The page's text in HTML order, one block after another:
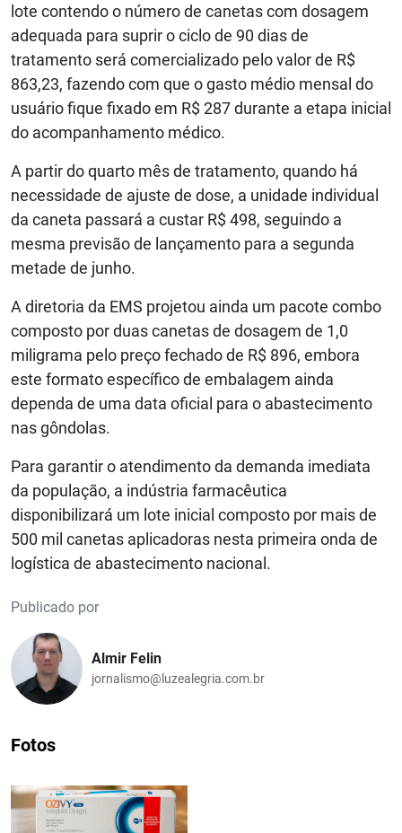
lote contendo o número de canetas com dosagem
adequada para suprir o ciclo de 90 dias de
tratamento será comercializado pelo valor de R$
863,23, fazendo com que o gasto médio mensal do
usuário fique fixado em R$ 287 durante a etapa inicial
do acompanhamento médico.
A partir do quarto mês de tratamento, quando há
necessidade de ajuste de dose, a unidade individual
da caneta passará a custar R$ 498, seguindo a
mesma previsão de lançamento para a segunda
metade de junho.
A diretoria da EMS projetou ainda um pacote combo
composto por duas canetas de dosagem de 1,0
miligrama pelo preço fechado de R$ 896, embora
este formato específico de embalagem ainda
dependa de uma data oficial para o abastecimento
nas gôndolas.
Para garantir o atendimento da demanda imediata
da população, a indústria farmacêutica
disponibilizará um lote inicial composto por mais de
500 mil canetas aplicadoras nesta primeira onda de
logística de abastecimento nacional.
Publicado por
Almir Felin
jornalismo@luzealegria.com.br
Fotos